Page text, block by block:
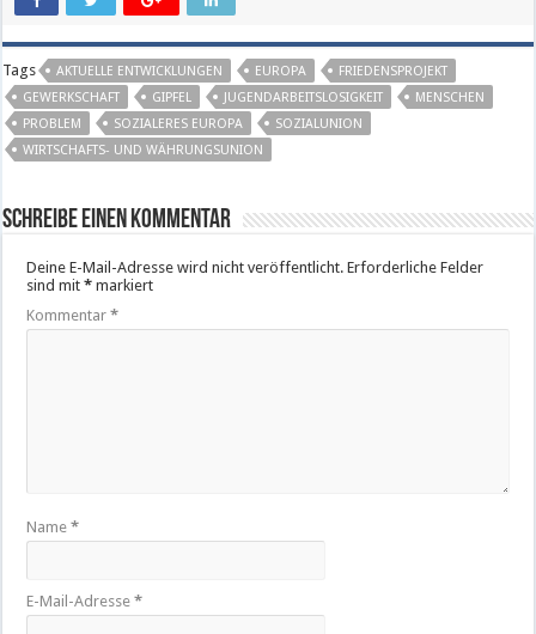
Tags AKTUELLE ENTWICKLUNGEN EUROPA
FRIEDENSPROJEKT
GEWERKSCHAFT
GIPFEL JUGENDARBEITSLOSIGKEIT
MENSCHEN
PROBLEM
SOZIALERES EUROPA
SOZIALUNION
WIRTSCHAFTS- UND WÄHRUNGSUNION
Schreibe einen Kommentar
Deine E-Mail-Adresse wird nicht veröffentlicht. Erforderliche Felder
sind mit* markiert
Kommentar*
Name*
E-Mail-Adresse*